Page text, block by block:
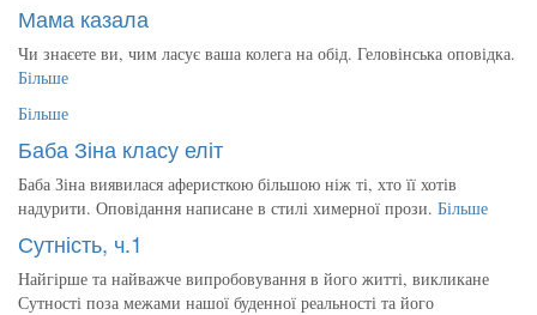
Мама казала
Чи знаєете ви, чим ласує ваша колега на обід. Геловінська оповідка.
Більше
Більше
Баба Зіна класу еліт
Баба Зіна виявилася аферисткою більшою ніж ті, хто її хотів
надурити. Оповідання написане в стилі химерної прози. Більше
Сутність, ч.1
Найгірше та найважче випробовування в його житті, викликане
Сутності поза межами нашої буденної реальності та його